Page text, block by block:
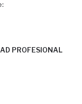
PROFESIONAL